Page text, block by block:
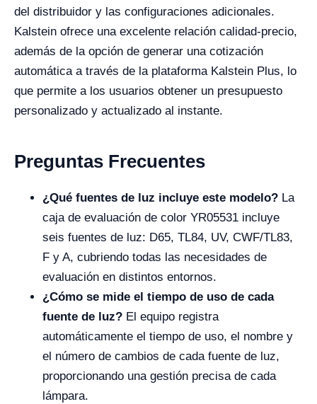
del distribuidor y las configuraciones adicionales.
Kalstein ofrece una excelente relación calidad-precio,
además de la opción de generar una cotización
automática a través de la plataforma Kalstein Plus, lo
que permite a los usuarios obtener un presupuesto
personalizado y actualizado al instante.
Preguntas Frecuentes
¿Qué fuentes de luz incluye este modelo? La
caja de evaluación de color YR05531 incluye
seis fuentes de luz: D65, TL84, UV, CWF/TL83,
F y A, cubriendo todas las necesidades de
evaluación en distintos entornos.
¿Cómo se mide el tiempo de uso de cada
fuente de luz? El equipo registra
automáticamente el tiempo de uso, el nombre y
el número de cambios de cada fuente de luz,
proporcionando una gestión precisa de cada
lámpara.